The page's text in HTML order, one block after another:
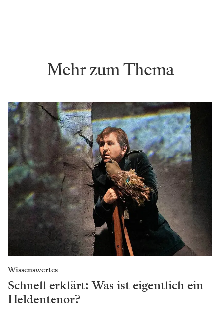
Mehr zum Thema
Wissenswertes
Schnell erklärt: Was ist eigentlich ein
Heldentenor?